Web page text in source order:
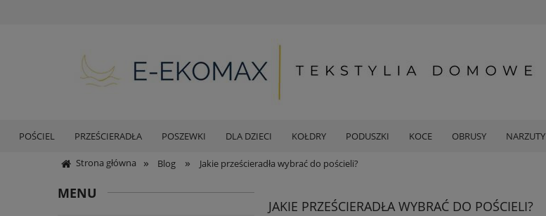
POŚCIEL PRZEŚCIERADŁA POSZEWKI DLA DZIECI KOŁDRY PODUSZKI KOCE OBRUSY NARZUTY
Strona główna » Blog » Jakie prześcieradła wybrać do pościeli?
MENU
JAKIE PRZEŚCIERADŁA WYBRAĆ DO POŚCIELI?